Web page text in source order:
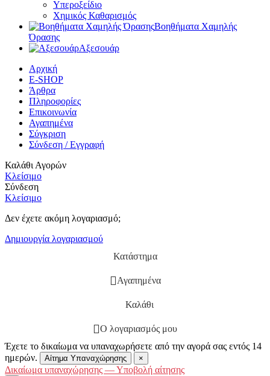
Υπεροξείδιο
Χημικός Καθαρισμός
Βοηθήματα Χαμηλής
Όρασης
Αξεσουάρ
Αρχική
E-SHOP
Άρθρα
Πληροφορίες
Επικοινωνία
Αγαπημένα
Σύγκριση
Σύνδεση / Εγγραφή
Καλάθι Αγορών
Κλείσιμο
Σύνδεση
Κλείσιμο
Δεν έχετε ακόμη λογαριασμό;
Δημιουργία λογαριασμού
Κατάστημα
Αγαπημένα
Καλάθι
Ο λογαριασμός μου
Έχετε το δικαίωμα να υπαναχωρήσετε από την αγορά σας εντός 14
ημερών.
Αίτημα Υπαναχώρησης ×
Δικαίωμα υπαναχώρησης — Υποβολή αίτησης